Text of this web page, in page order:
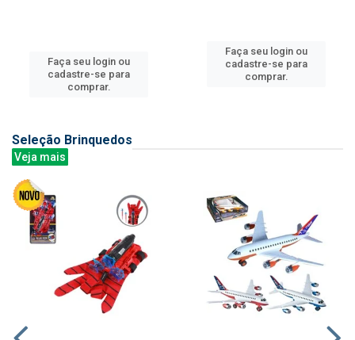
Faça seu login ou
cadastre-se para
comprar.
Faça seu login ou
cadastre-se para
comprar.
Seleção Brinquedos
Veja mais